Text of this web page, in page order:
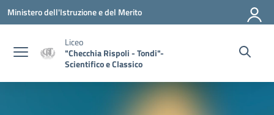
Vai ai contenuti
Vai al menu di navigazione
Vai al footer
Ministero dell'Istruzione e del Merito
Liceo
"Checchia Rispoli - Tondi"-
Scientifico e Classico